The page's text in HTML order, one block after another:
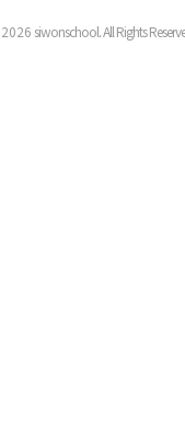
2026 siwonschool. All Rights